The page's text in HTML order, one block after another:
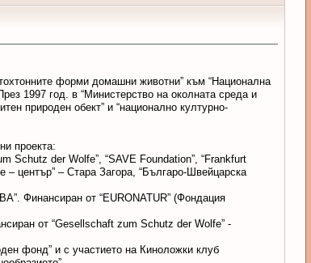
форми домашни животни” към “Национална
1997 год. в “Министерство на околната среда и
природен обект” и “национално културно-
проекта:
der Wolfe”, “SAVE Foundation”, “Frankfurt
– център” – Стара Загора, “Българо-Швейцарска
Финансиран от “EURONATUR” (Фондация
от “Gesellschaft zum Schutz der Wolfe” -
фонд” и с участието на Киноложки клуб